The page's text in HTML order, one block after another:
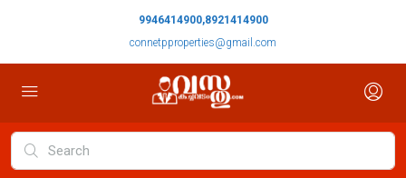
9946414900,8921414900
connetpproperties@gmail.com